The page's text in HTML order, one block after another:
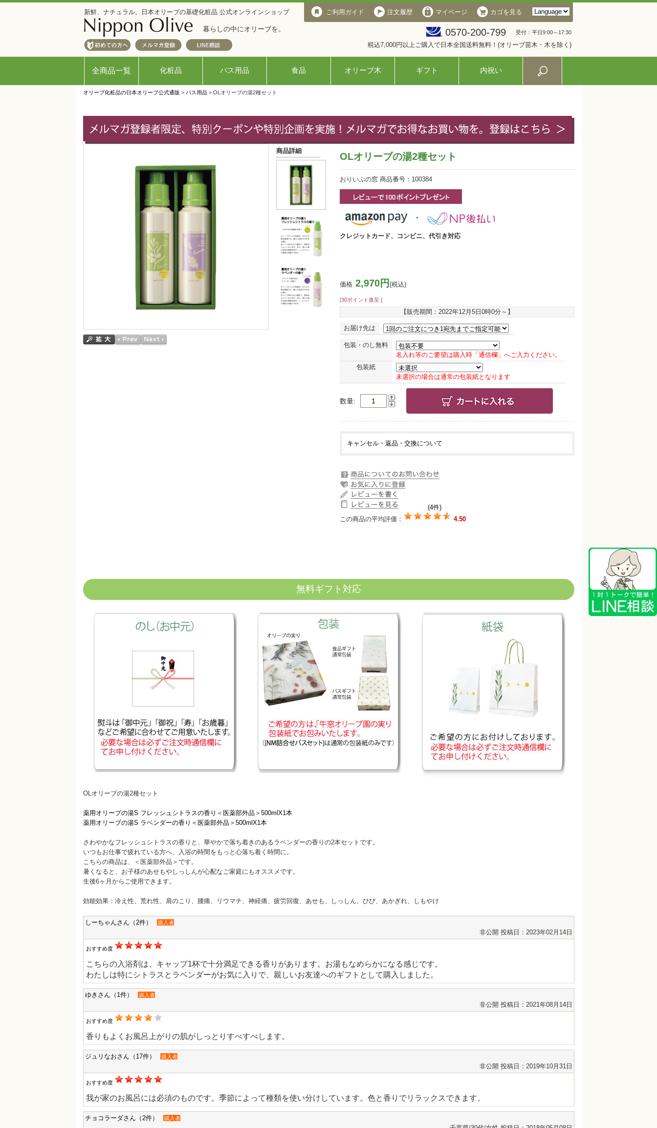
新鮮、ナチュラル。日本オリーブの基礎化粧品 公式オンラインショップ
暮らしの中にオリーブを。
ご利用ガイド 注文履歴 マイページ カゴを見る
0570-200-799 受付：平日9:00～17:30
税込7,000円以上ご購入で日本全国送料無料！(オリーブ苗木・木を除く)
全商品一覧 化粧品 バス用品 食品 オリーブ木 ギフト 内祝い
オリーブ化粧品の日本オリーブ公式通販 > バス用品> OLオリーブの湯2種セット
OLオリーブの湯2種セット
おりいぶの窓 商品番号：100384
クレジットカード、コンビニ、代引き対応
価格 2,970円 (税込)
[30ポイント進呈 ]
【販売期間： 2022年12月5日0時0分 ～】
お届け先は
包装・のし無料
名入れ等のご要望は購入時「通信欄」へご入力ください。
包装紙
未選択の場合は通常の包装紙となります
数量
キャンセル・返品・交換について
(4件)
この商品の平均評価：
4.50
商品詳細
無料ギフト対応
OLオリーブの湯2種セット
薬用オリーブの湯S フレッシュシトラスの香り＜医薬部外品＞500mlX1本
薬用オリーブの湯S ラベンダーの香り＜医薬部外品＞500mlX1本
さわやかなフレッシュシトラスの香りと、華やかで落ち着きのあるラベンダーの香りの2本セットです。
いつもお仕事で疲れている方へ、入浴の時間をもっと心落ち着く時間に。
こちらの商品は、＜医薬部外品＞です。
暑くなると、お子様のあせもやしっしんが心配なご家庭にもオススメです。
生後6ヶ月からご使用できます。
効能効果：冷え性、荒れ性、肩のこり、腰痛、リウマチ、神経痛、疲労回復、あせも、しっしん、ひび、あかぎれ、しもやけ
しーちゃんさん（2件） 購入者
非公開 投稿日：2023年02月14日
おすすめ度
こちらの入浴剤は、キャップ1杯で十分満足できる香りがあります。お湯もなめらかになる感じです。
わたしは特にシトラスとラベンダーがお気に入りで、親しいお友達へのギフトとして購入しました。
ゆきさん（1件） 購入者
非公開 投稿日：2021年08月14日
おすすめ度
香りもよくお風呂上がりの肌がしっとりすべすべします。
ジュリなおさん（17件） 購入者
非公開 投稿日：2019年10月31日
おすすめ度
我が家のお風呂には必須のものです。季節によって種類を使い分けしています。色と香りでリラックスできます。
チョコラーダさん（2件） 購入者